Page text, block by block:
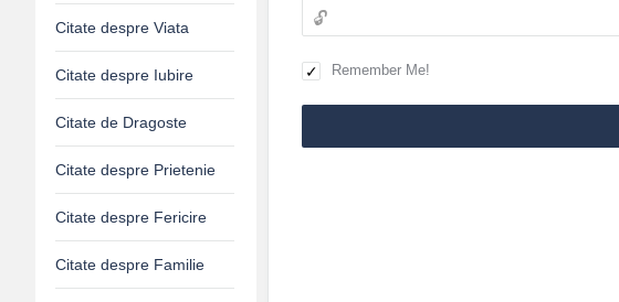
Remember Me!
Citate despre Viata
Citate despre Iubire
Citate de Dragoste
Citate despre Prietenie
Citate despre Fericire
Citate despre Familie